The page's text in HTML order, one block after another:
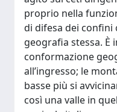
proprio nella
di difesa dei confini
geografia stessa. È
conformazione
all’ingresso; le
basse più si
così una valle in